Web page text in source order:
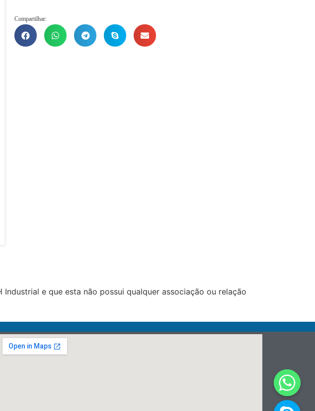
Compartilhar:
e que esta não possui qualquer associação ou relação